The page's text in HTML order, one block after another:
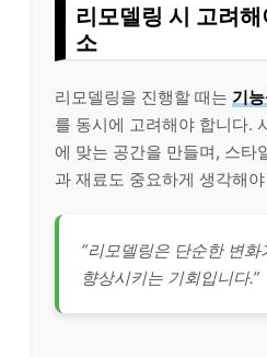
리모델링 시 고려
소
리모델링을 진행할 때는 기
를 동시에 고려해야 합니다.
에 맞는 공간을 만들며, 스타
과 재료도 중요하게 생각해
“리모델링은 단순한 변
향상시키는 기회입니다.”